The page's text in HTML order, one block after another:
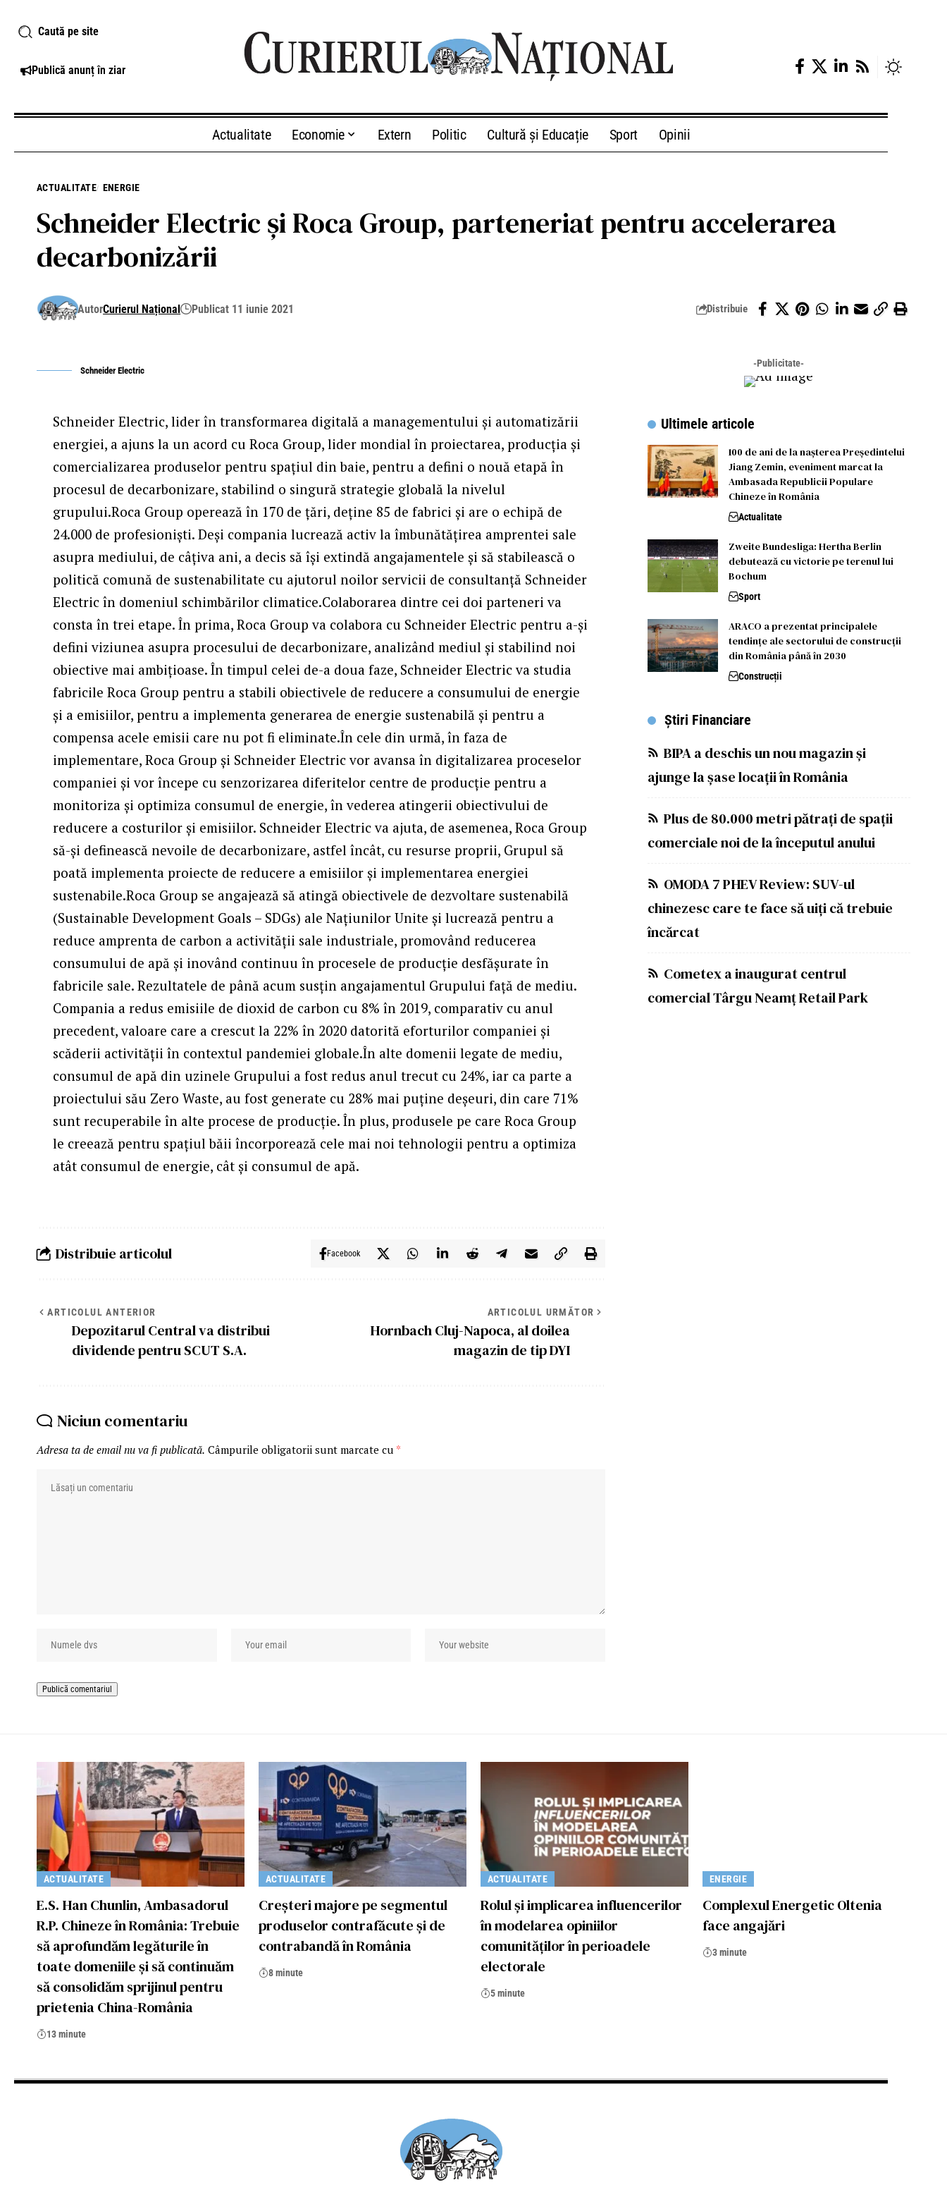
Caută pe site
Publică anunț în ziar
Actualitate Economie Extern Politic Cultură și Educație Sport Opinii
ACTUALITATE ENERGIE
Schneider Electric și Roca Group, parteneriat pentru accelerarea
decarbonizării
AutorCurierul Național Publicat 11 iunie 2021 Distribuie
Schneider Electric
Schneider Electric, lider în transformarea digitală a managementului și automatizării
energiei, a ajuns la un acord cu Roca Group, lider mondial în proiectarea, producția și
comercializarea produselor pentru spațiul din baie, pentru a defini o nouă etapă în
procesul de decarbonizare, stabilind o singură strategie globală la nivelul
grupului.Roca Group operează în 170 de țări, deține 85 de fabrici și are o echipă de
24.000 de profesioniști. Deși compania lucrează activ la îmbunătățirea amprentei sale
asupra mediului, de câțiva ani, a decis să își extindă angajamentele și să stabilească o
politică comună de sustenabilitate cu ajutorul noilor servicii de consultanță Schneider
Electric în domeniul schimbărilor climatice.Colaborarea dintre cei doi parteneri va
consta în trei etape. În prima, Roca Group va colabora cu Schneider Electric pentru a-și
defini viziunea asupra procesului de decarbonizare, analizând mediul și stabilind noi
obiective mai ambițioase. În timpul celei de-a doua faze, Schneider Electric va studia
fabricile Roca Group pentru a stabili obiectivele de reducere a consumului de energie
și a emisiilor, pentru a implementa generarea de energie sustenabilă și pentru a
compensa acele emisii care nu pot fi eliminate.În cele din urmă, în faza de
implementare, Roca Group și Schneider Electric vor avansa în digitalizarea proceselor
companiei și vor începe cu senzorizarea diferitelor centre de producție pentru a
monitoriza și optimiza consumul de energie, în vederea atingerii obiectivului de
reducere a costurilor și emisiilor. Schneider Electric va ajuta, de asemenea, Roca Group
să-și definească nevoile de decarbonizare, astfel încât, cu resurse proprii, Grupul să
poată implementa proiecte de reducere a emisiilor și implementarea energiei
sustenabile.Roca Group se angajează să atingă obiectivele de dezvoltare sustenabilă
(Sustainable Development Goals – SDGs) ale Națiunilor Unite și lucrează pentru a
reduce amprenta de carbon a activității sale industriale, promovând reducerea
consumului de apă și inovând continuu în procesele de producție desfășurate în
fabricile sale. Rezultatele de până acum susțin angajamentul Grupului față de mediu.
Compania a redus emisiile de dioxid de carbon cu 8% în 2019, comparativ cu anul
precedent, valoare care a crescut la 22% în 2020 datorită eforturilor companiei și
scăderii activității în contextul pandemiei globale.În alte domenii legate de mediu,
consumul de apă din uzinele Grupului a fost redus anul trecut cu 24%, iar ca parte a
proiectului său Zero Waste, au fost generate cu 28% mai puține deșeuri, din care 71%
sunt recuperabile în alte procese de producție. În plus, produsele pe care Roca Group
le creează pentru spațiul băii încorporează cele mai noi tehnologii pentru a optimiza
atât consumul de energie, cât și consumul de apă.
Distribuie articolul Facebook
ARTICOLUL ANTERIOR
Depozitarul Central va distribui
dividende pentru SCUT S.A.
ARTICOLUL URMĂTOR
Hornbach Cluj-Napoca, al doilea
magazin de tip DYI
Niciun comentariu
Adresa ta de email nu va fi publicată. Câmpurile obligatorii sunt marcate cu *
-Publicitate-
Ultimele articole
100 de ani de la nașterea Președintelui
Jiang Zemin, eveniment marcat la
Ambasada Republicii Populare
Chineze în România
Actualitate
Zweite Bundesliga: Hertha Berlin
debutează cu victorie pe terenul lui
Bochum
Sport
ARACO a prezentat principalele
tendințe ale sectorului de construcții
din România până în 2030
Construcții
Știri Financiare
BIPA a deschis un nou magazin și
ajunge la șase locații în România
Plus de 80.000 metri pătrați de spații
comerciale noi de la începutul anului
OMODA 7 PHEV Review: SUV-ul
chinezesc care te face să uiți că trebuie
încărcat
Cometex a inaugurat centrul
comercial Târgu Neamț Retail Park
ACTUALITATE
E.S. Han Chunlin, Ambasadorul
R.P. Chineze în România: Trebuie
să aprofundăm legăturile în
toate domeniile și să continuăm
să consolidăm sprijinul pentru
prietenia China-România
13 minute
ACTUALITATE
Creșteri majore pe segmentul
produselor contrafăcute și de
contrabandă în România
8 minute
ACTUALITATE
Rolul și implicarea influencerilor
în modelarea opiniilor
comunităților în perioadele
electorale
5 minute
ENERGIE
Complexul Energetic Oltenia
face angajări
3 minute